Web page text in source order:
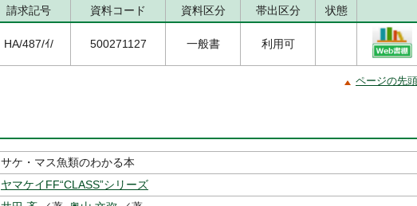
請求記号 資料コード 資料区分 帯出区分 状態
HA/487/ｲ/ 500271127 一般書 利用可
ページの先
サケ・マス魚類のわかる本
ヤマケイFF“CLASS”シリーズ